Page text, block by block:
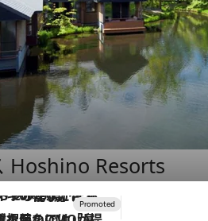
Hoshino Resorts